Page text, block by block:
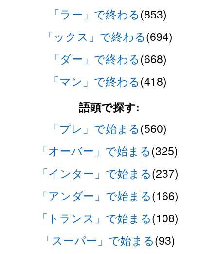
「ラー」で終わる(853)
「ックス」で終わる(694)
「ダー」で終わる(668)
「マン」で終わる(418)
語頭で探す:
「プレ」で始まる(560)
「オーバー」で始まる(325)
「インター」で始まる(237)
「アンダー」で始まる(166)
「トランス」で始まる(108)
「スーパー」で始まる(93)